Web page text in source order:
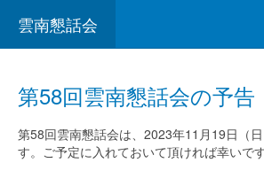
雲南懇話会
第58回雲南懇話会の予告
第58回雲南懇話会は、2023年11月19日（
す。ご予定に入れておいて頂ければ幸いです